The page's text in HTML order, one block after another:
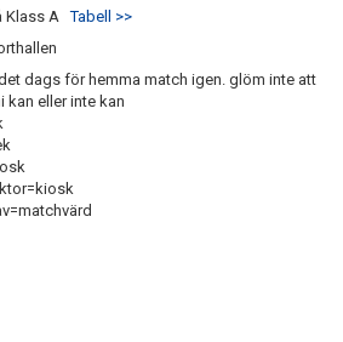
Klass ATabell >>
dags för hemma match igen. glöm inte att
kan eller inte kan